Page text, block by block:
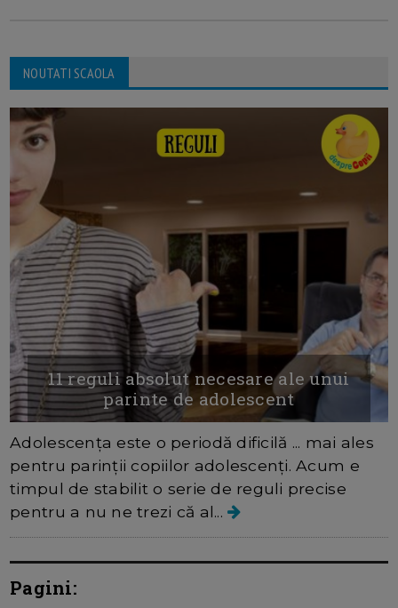
NOUTATI SCAOLA
11 reguli absolut necesare ale unui
parinte de adolescent
Adolescența este o periodă dificilă ... mai ales
pentru parinții copiilor adolescenți. Acum e
timpul de stabilit o serie de reguli precise
pentru a nu ne trezi că al...
Pagini: